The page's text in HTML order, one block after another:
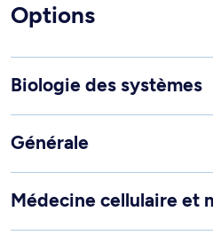
Options
Biologie des systèmes
Générale
Médecine cellulaire et